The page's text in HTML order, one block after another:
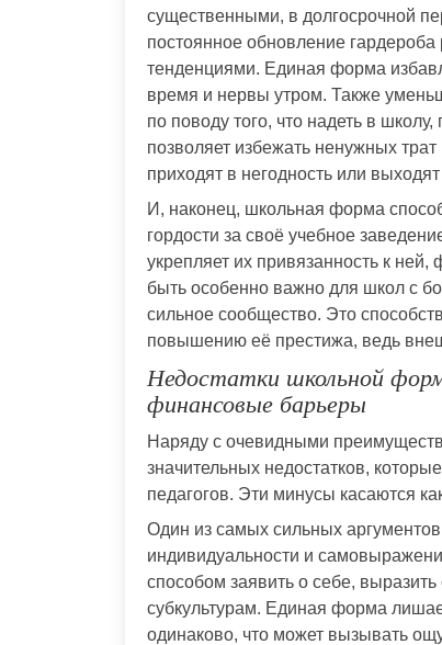
существенными, в долгосрочной
постоянное обновление
тенденциями. Единая форма
время и нервы утром. Также
по поводу того, что надеть в
позволяет избежать ненужных
приходят в негодность или
И, наконец, школьная форма
гордости за своё учебное
укрепляет их привязанность к
быть особенно важно для школ с
сильное сообщество. Это
повышению её престижа, ведь
Недостатки школьной
финансовые барьеры
Наряду с очевидными
значительных недостатков,
педагогов. Эти минусы касаются
Один из самых сильных
индивидуальности и
способом заявить о себе,
субкультурам. Единая форма
одинаково, что может вызывать